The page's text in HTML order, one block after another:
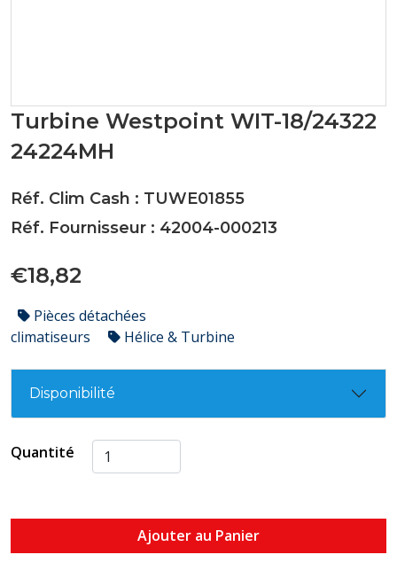
Turbine Westpoint WIT-18/24322
24224MH
Réf. Clim Cash : TUWE01855
Réf. Fournisseur : 42004-000213
€18,82
Pièces détachées
climatiseurs
Hélice & Turbine
Disponibilité
Quantité
Ajouter au Panier